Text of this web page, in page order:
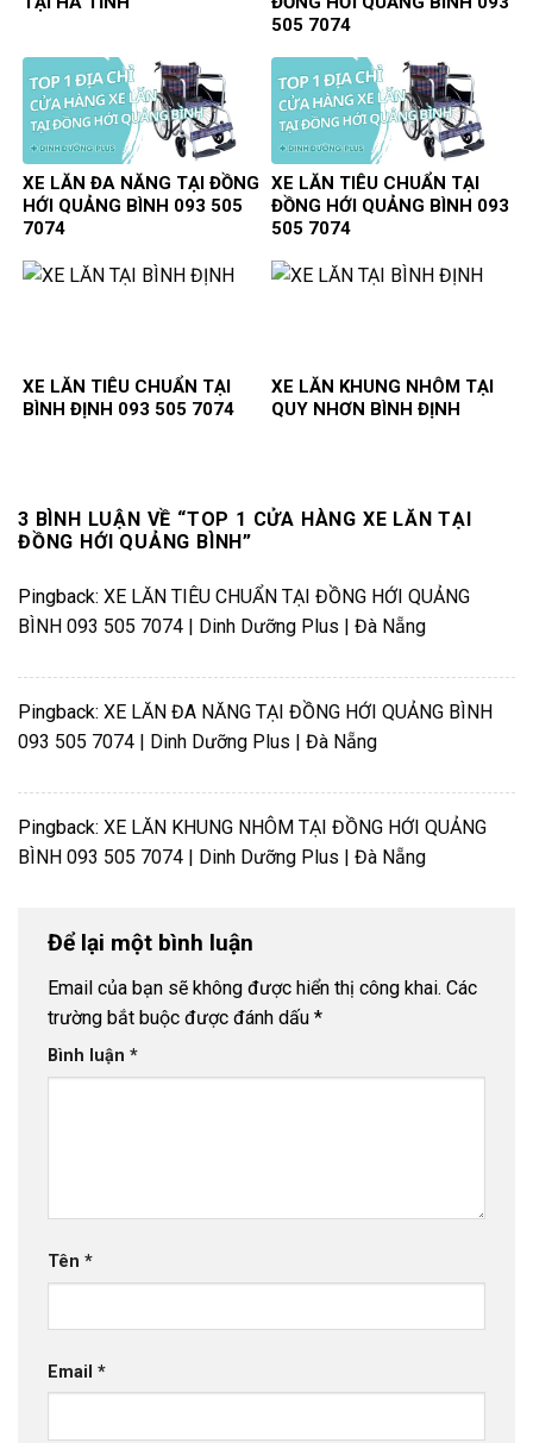
505 7074
XE LĂN ĐA NĂNG TẠI ĐỒNG
HỚI QUẢNG BÌNH 093 505
7074
XE LĂN TIÊU CHUẨN TẠI
ĐỒNG HỚI QUẢNG BÌNH 093
505 7074
XE LĂN TIÊU CHUẨN TẠI
BÌNH ĐỊNH 093 505 7074
XE LĂN KHUNG NHÔM TẠI
QUY NHƠN BÌNH ĐỊNH
3 BÌNH LUẬN VỀ “TOP 1 CỬA HÀNG XE LĂN TẠI
ĐỒNG HỚI QUẢNG BÌNH”
Pingback: XE LĂN TIÊU CHUẨN TẠI ĐỒNG HỚI QUẢNG
BÌNH 093 505 7074 | Dinh Dưỡng Plus | Đà Nẵng
Pingback: XE LĂN ĐA NĂNG TẠI ĐỒNG HỚI QUẢNG BÌNH
093 505 7074 | Dinh Dưỡng Plus | Đà Nẵng
Pingback: XE LĂN KHUNG NHÔM TẠI ĐỒNG HỚI QUẢNG
BÌNH 093 505 7074 | Dinh Dưỡng Plus | Đà Nẵng
Để lại một bình luận
Email của bạn sẽ không được hiển thị công khai. Các
trường bắt buộc được đánh dấu *
Bình luận *
Tên *
Email *